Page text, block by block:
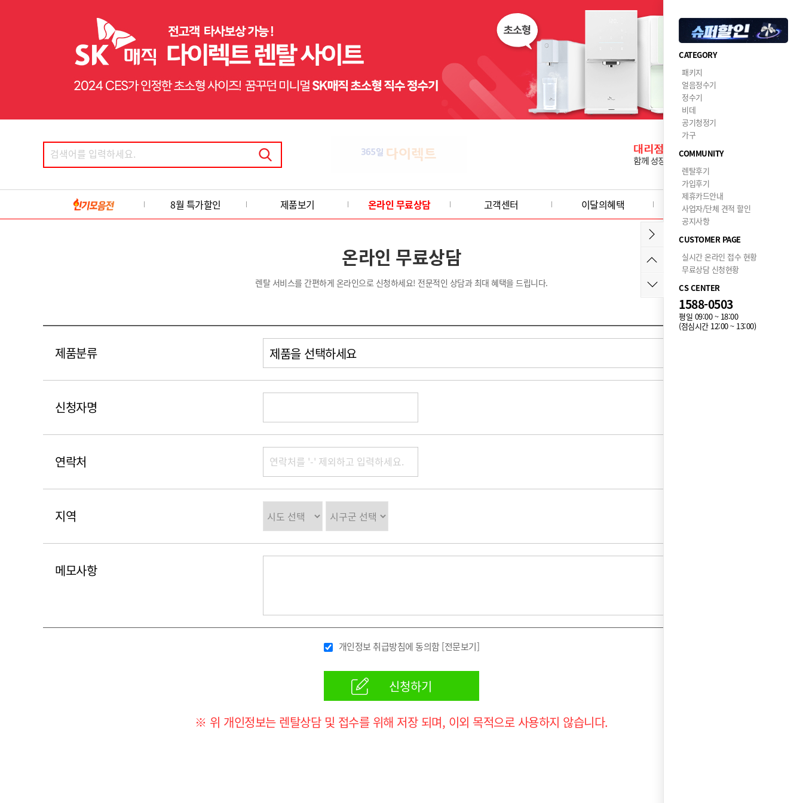
8월 특가할인 제품보기 온라인 무료상담 고객센터 이달의혜택
온라인 무료상담
렌탈 서비스를 간편하게 온라인으로 신청하세요! 전문적인 상담과 최대 혜택을 드립니다.
제품분류 제품을 선택하세요
신청자명
연락처
지역
메모사항
개인정보 취급방침에 동의함[전문보기]
신청하기
※ 위 개인정보는 렌탈상담 및 접수를 위해 저장 되며, 이외 목적으로 사용하지 않습니다.
CATEGORY
패키지
얼음정수기
정수기
비데
공기청정기
가구
COMMUNITY
렌탈후기
가입후기
제휴카드안내
사업자/단체 견적 할인
공지사항
CUSTOMER PAGE
실시간 온라인 접수 현황
무료상담 신청현황
CS CENTER
1588-0503
평일 09:00 ~ 18:00
(점심시간 12:00 ~ 13:00)